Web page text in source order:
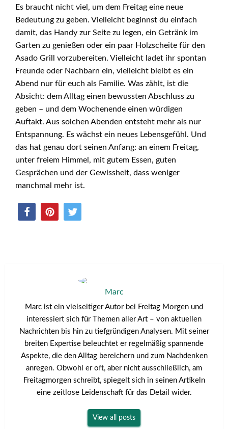
Es braucht nicht viel, um dem Freitag eine neue
Bedeutung zu geben. Vielleicht beginnst du einfach
damit, das Handy zur Seite zu legen, ein Getränk im
Garten zu genießen oder ein paar Holzscheite für den
Asado Grill vorzubereiten. Vielleicht ladet ihr spontan
Freunde oder Nachbarn ein, vielleicht bleibt es ein
Abend nur für euch als Familie. Was zählt, ist die
Absicht: dem Alltag einen bewussten Abschluss zu
geben – und dem Wochenende einen würdigen
Auftakt. Aus solchen Abenden entsteht mehr als nur
Entspannung. Es wächst ein neues Lebensgefühl. Und
das hat genau dort seinen Anfang: an einem Freitag,
unter freiem Himmel, mit gutem Essen, guten
Gesprächen und der Gewissheit, dass weniger
manchmal mehr ist.
Marc
Marc ist ein vielseitiger Autor bei Freitag Morgen und
interessiert sich für Themen aller Art – von aktuellen
Nachrichten bis hin zu tiefgründigen Analysen. Mit seiner
breiten Expertise beleuchtet er regelmäßig spannende
Aspekte, die den Alltag bereichern und zum Nachdenken
anregen. Obwohl er oft, aber nicht ausschließlich, am
Freitagmorgen schreibt, spiegelt sich in seinen Artikeln
eine zeitlose Leidenschaft für das Detail wider.
View all posts